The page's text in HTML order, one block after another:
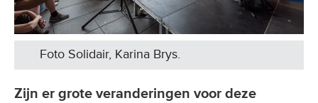
Foto Solidair, Karina Brys.
Zijn er grote veranderingen voor deze